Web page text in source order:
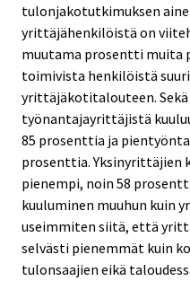
tulonjakotutkimuksen
yrittäjähenkilöistä on
muutama prosentti muita
toimivista henkilöistä
yrittäjäkotitalouteen.
työnantajayrittäjistä
85 prosenttia ja
prosenttia. Yksinyrittäjien
pienempi, noin 58
kuuluminen muuhun kuin
useimmiten siitä, että
selvästi pienemmät kuin
tulonsaajien eikä